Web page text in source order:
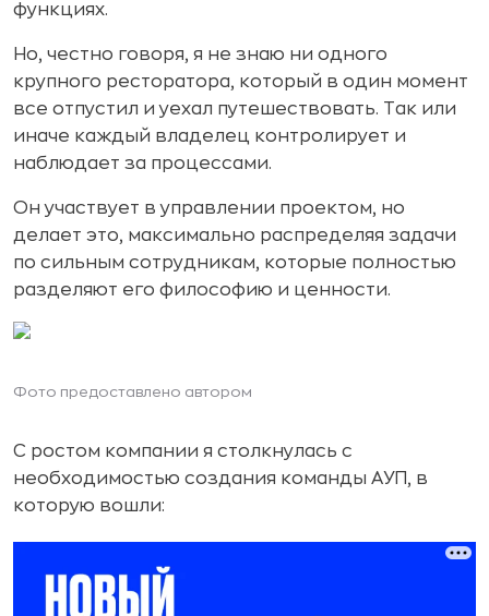
функциях.
Но, честно говоря, я не знаю ни одного
крупного ресторатора, который в один момент
все отпустил и уехал путешествовать. Так или
иначе каждый владелец контролирует и
наблюдает за процессами.
Он участвует в управлении проектом, но
делает это, максимально распределяя задачи
по сильным сотрудникам, которые полностью
разделяют его философию и ценности.
Фото предоставлено автором
С ростом компании я столкнулась с
необходимостью создания команды АУП, в
которую вошли: